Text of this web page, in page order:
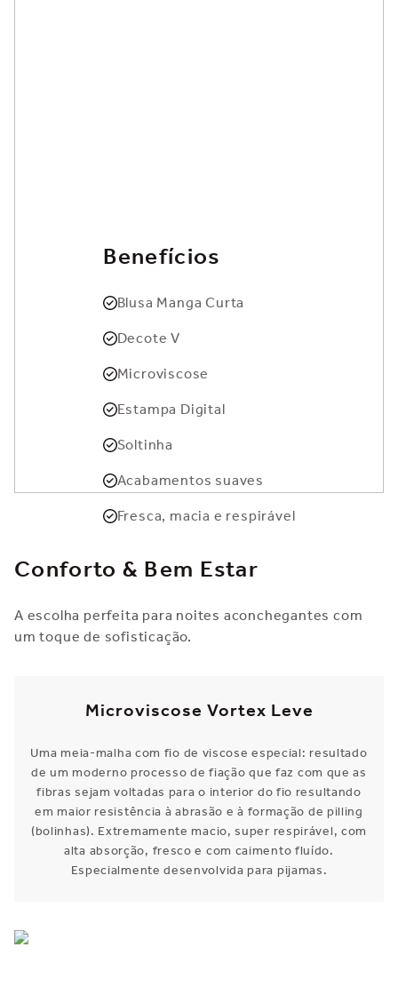
Benefícios
Blusa Manga Curta
Decote V
Microviscose
Estampa Digital
Soltinha
Acabamentos suaves
Fresca, macia e respirável
Conforto & Bem Estar
A escolha perfeita para noites aconchegantes com
um toque de sofisticação.
Microviscose Vortex Leve
Uma meia-malha com fio de viscose especial: resultado
de um moderno processo de fiação que faz com que as
fibras sejam voltadas para o interior do fio resultando
em maior resistência à abrasão e à formação de pilling
(bolinhas). Extremamente macio, super respirável, com
alta absorção, fresco e com caimento fluído.
Especialmente desenvolvida para pijamas.